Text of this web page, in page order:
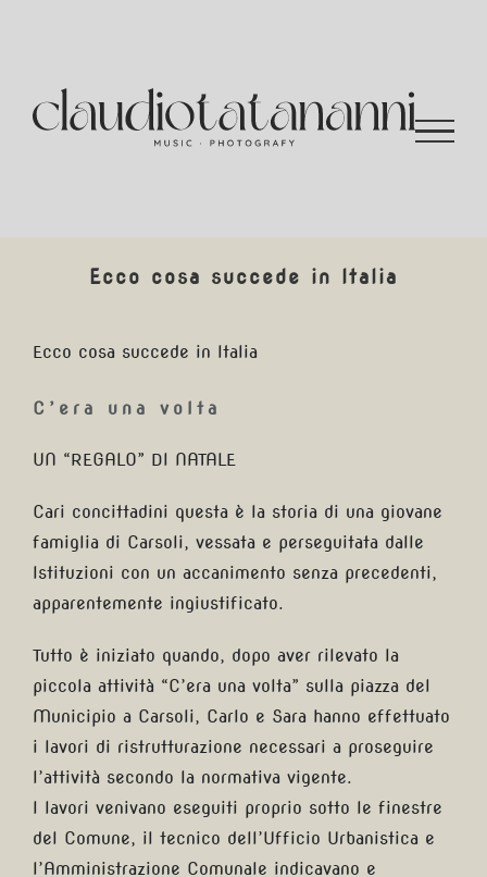
Ecco cosa succede in Italia
Ecco cosa succede in Italia
C’era una volta
UN “REGALO” DI NATALE
Cari concittadini questa è la storia di una giovane
famiglia di Carsoli, vessata e perseguitata dalle
Istituzioni con un accanimento senza precedenti,
apparentemente ingiustificato.
Tutto è iniziato quando, dopo aver rilevato la
piccola attività “C’era una volta” sulla piazza del
Municipio a Carsoli, Carlo e Sara hanno effettuato
i lavori di ristrutturazione necessari a proseguire
l’attività secondo la normativa vigente.
I lavori venivano eseguiti proprio sotto le finestre
del Comune, il tecnico dell’Ufficio Urbanistica e
l’Amministrazione Comunale indicavano e